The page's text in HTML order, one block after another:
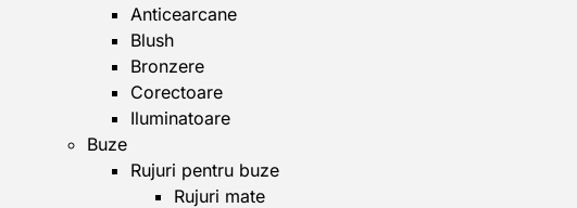
Anticearcane
Blush
Bronzere
Corectoare
Iluminatoare
Buze
Rujuri pentru buze
Rujuri mate